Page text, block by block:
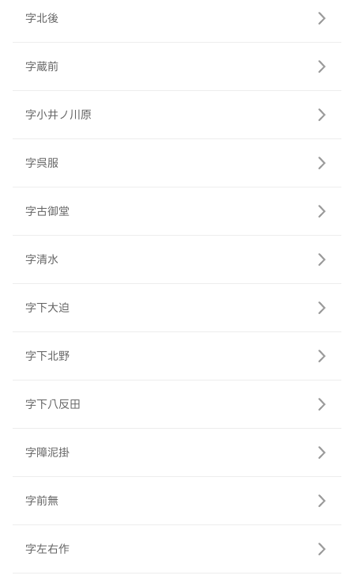
字北後
字蔵前
字小井ノ川原
字呉服
字古御堂
字清水
字下大迫
字下北野
字下八反田
字障泥掛
字前無
字左右作